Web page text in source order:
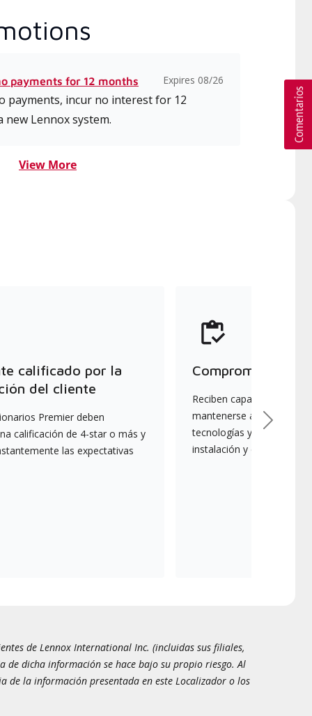
payments for 12 months Expires 08/26
payments, incur no interest for 12
Lennox system.
View More
calificado por la
del cliente
Premier deben
calificación de 4-star o más y
las expectativas
Compromiso con
Reciben capacitación
mantenerse actualizados
tecnologías y mejores
instalación y el
Next
de Lennox International Inc. (incluidas sus filiales,
de dicha información se hace bajo su propio riesgo. Al
de la información presentada en este Localizador o los